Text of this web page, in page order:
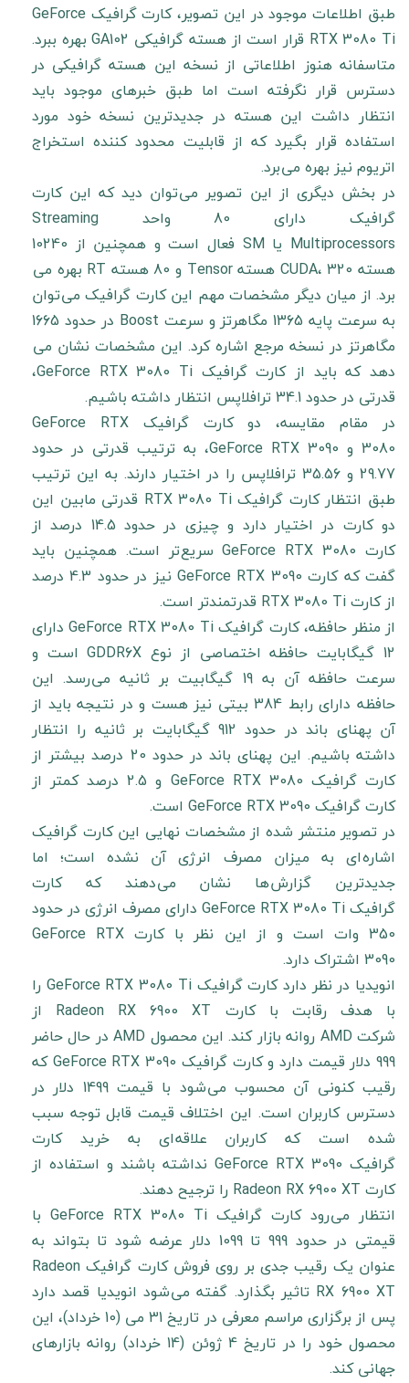
طبق اطلاعات موجود در این تصویر، کارت گرافیک GeForce
RTX 3080 Ti قرار است از هسته گرافیکی GA102 بهره ببرد.
متاسفانه هنوز اطلاعاتی از نسخه این هسته گرافیکی در
دسترس قرار نگرفته است اما طبق خبرهای موجود باید
انتظار داشت این هسته در جدیدترین نسخه خود مورد
استفاده قرار بگیرد که از قابلیت محدود کننده استخراج
اتریوم نیز بهره می برد.
در بخش دیگری از این تصویر می توان دید که این کارت
گرافیک دارای 80 واحد Streaming
Multiprocessors یا SM فعال است و همچنین از 10240
هسته CUDA، 320 هسته Tensor و 80 هسته RT بهره می
برد. از میان دیگر مشخصات مهم این کارت گرافیک می توان
به سرعت پایه 1365 مگاهرتز و سرعت Boost در حدود 1665
مگاهرتز در نسخه مرجع اشاره کرد. این مشخصات نشان می
دهد که باید از کارت گرافیک GeForce RTX 3080 Ti،
قدرتی در حدود 34.1 ترافلاپس انتظار داشته باشیم.
در مقام مقایسه، دو کارت گرافیک GeForce RTX
3080 و GeForce RTX 3090، به ترتیب قدرتی در حدود
29.77 و 35.56 ترافلاپس را در اختیار دارند. به این ترتیب
طبق انتظار کارت گرافیک RTX 3080 Ti قدرتی مابین این
دو کارت در اختیار دارد و چیزی در حدود 14.5 درصد از
کارت GeForce RTX 3080 سریع تر است. همچنین باید
گفت که کارت GeForce RTX 3090 نیز در حدود 4.3 درصد
از کارت RTX 3080 Ti قدرتمندتر است.
از منظر حافظه، کارت گرافیک GeForce RTX 3080 Ti دارای
12 گیگابایت حافظه اختصاصی از نوع GDDR6X است و
سرعت حافظه آن به 19 گیگابیت بر ثانیه می رسد. این
حافظه دارای رابط 384 بیتی نیز هست و در نتیجه باید از
آن پهنای باند در حدود 912 گیگابایت بر ثانیه را انتظار
داشته باشیم. این پهنای باند در حدود 20 درصد بیشتر از
کارت گرافیک GeForce RTX 3080 و 2.5 درصد کمتر از
کارت گرافیک GeForce RTX 3090 است.
در تصویر منتشر شده از مشخصات نهایی این کارت گرافیک
اشاره ای به میزان مصرف انرژی آن نشده است؛ اما
جدیدترین گزارش ها نشان می دهند که کارت
گرافیک GeForce RTX 3080 Ti دارای مصرف انرژی در حدود
350 وات است و از این نظر با کارت GeForce RTX
3090 اشتراک دارد.
انویدیا در نظر دارد کارت گرافیک GeForce RTX 3080 Ti را
با هدف رقابت با کارت Radeon RX 6900 XT از
شرکت AMD روانه بازار کند. این محصول AMD در حال حاضر
999 دلار قیمت دارد و کارت گرافیک GeForce RTX 3090 که
رقیب کنونی آن محسوب می شود با قیمت 1499 دلار در
دسترس کاربران است. این اختلاف قیمت قابل توجه سبب
شده است که کاربران علاقه ای به خرید کارت
گرافیک GeForce RTX 3090 نداشته باشند و استفاده از
کارت Radeon RX 6900 XT را ترجیح دهند.
انتظار می رود کارت گرافیک GeForce RTX 3080 Ti با
قیمتی در حدود 999 تا 1099 دلار عرضه شود تا بتواند به
عنوان یک رقیب جدی بر روی فروش کارت گرافیک Radeon
RX 6900 XT تاثیر بگذارد. گفته می شود انویدیا قصد دارد
پس از برگزاری مراسم معرفی در تاریخ 31 می (10 خرداد)، این
محصول خود را در تاریخ 4 ژوئن (14 خرداد) روانه بازارهای
جهانی کند.